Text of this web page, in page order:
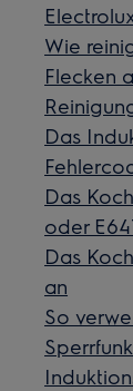
Wie
Flecken
Das
Das
oder
Das
an
So